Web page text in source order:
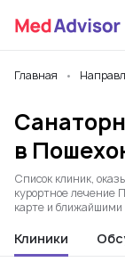
Главная
в
Список клиник,
курортное лечение
карте и
Клиники